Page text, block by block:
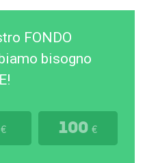
FONDO
bisogno
€ 100 €